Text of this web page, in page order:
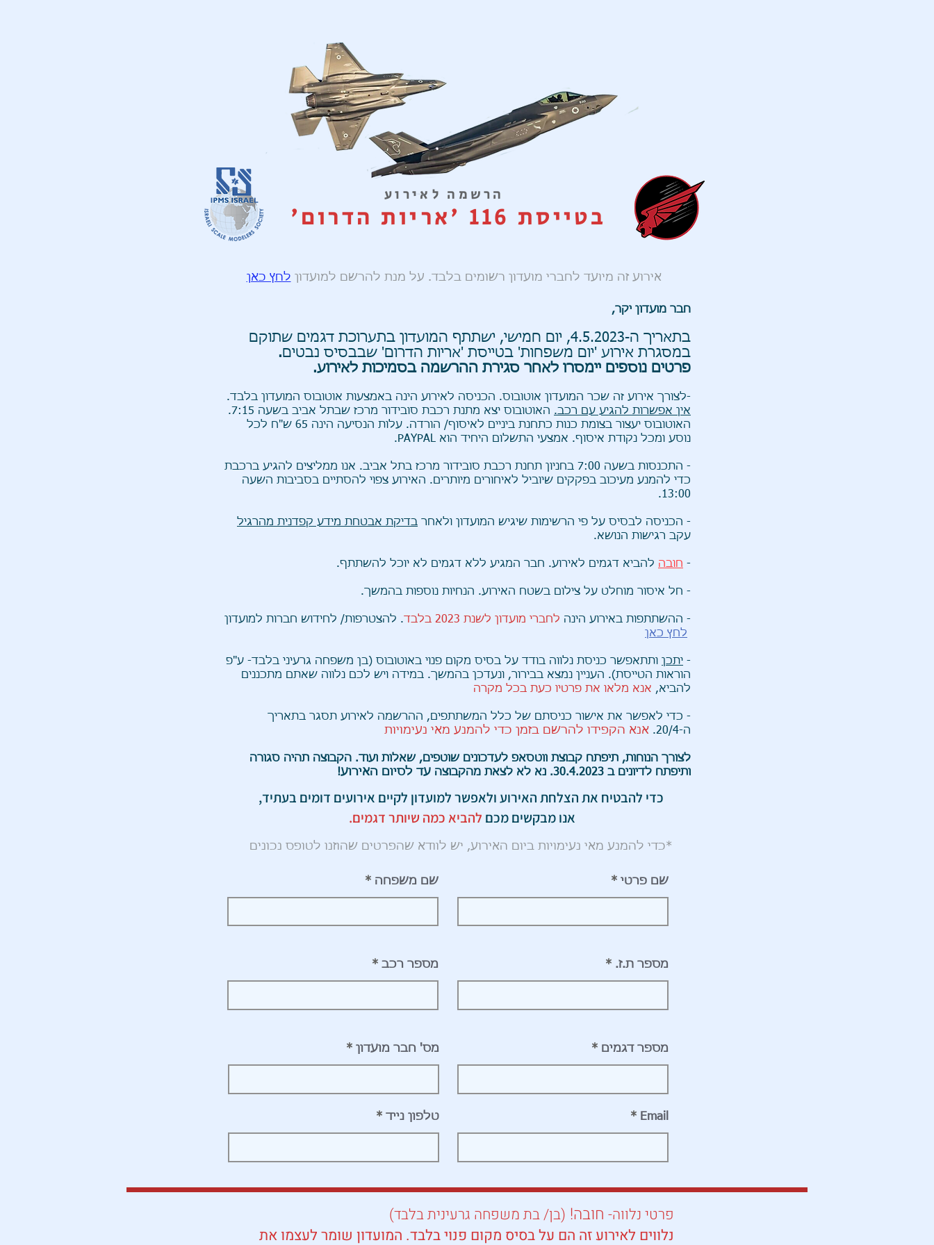
הרשמה לאירוע
בטייסת 116 'אריות הדרום '
אירוע זה מיועד לחברי מועדון רשומים בלבד. על מנת להרשם למועדון לחץ כאן
חבר מועדון יקר,
בתאריך ה- 4.5.2023
, יום חמישי, ישתתף המועדון בתערוכת דגמים שתוקם
במסגרת אירוע 'יום משפחות' בטייסת 'אריות הדרום ' שבבסיס נבטים .
פרטים נוספים יימסרו לאחר סגירת ההרשמה בסמיכות לאירוע.
-לצורך אירוע זה שכר המועדון אוטובוס. הכניסה לאירוע הינה באמצעות אוטובוס המועדון בלבד.
אין אפשרות להגיע עם רכב.
האוטובוס יצא מתנת רכבת סובידור מרכז שבתל אביב בשעה 7:15.
האוטובוס יעצור בצומת כנות כתחנת ביניים לאיסוף/ הורדה. עלות הנסיעה הינה 65 ש"ח לכל
נוסע ומכל נקודת איסוף. אמצעי התשלום היחיד הוא PAYPAL.
- התכנסות בשעה 7:00 בחניון תחנת רכבת סובידור מרכז בתל אביב. אנו ממליצים להגיע ברכבת
כדי להמנע מעיכוב בפקקים שיוביל לאיחורים מיותרים. האירוע צפוי להסתיים בסביבות השעה
13:00.
- הכניסה לבסיס על פי הרשימות שיגיש המועדון ולאחר בדיקת אבטחת מידע קפדנית מהרגיל
עקב רגישות הנושא.
- חובה להביא דגמים לאירוע. חבר המגיע ללא דגמים לא יוכל להשתתף.
- חל איסור מוחלט על צילום בשטח האירוע. הנחיות נוספות בהמשך.
- ההשתתפות באירוע הינה לחברי מועדון לשנת 2023 בלבד
. להצטרפות/ לחידוש חברות למועדון
לחץ כאן
- יתכן ותתאפשר כניסת נלווה בודד על בסיס מקום פנוי באוטובוס (בן משפחה גרעיני בלבד- ע"פ
הוראות הטייסת). העניין נמצא בבירור, ונעדכן בהמשך. במידה ויש לכם נלווה שאתם מתכננים
להביא, אנא מלאו את פרטיו כעת בכל מקרה
- כדי לאפשר את אישור כניסתם של כלל המשתתפים, ההרשמה לאירוע תסגר בתאריך
ה-20/4.
אנא הקפידו להרשם בזמן כדי להמנע מאי נעימויות
לצורך הנוחות, תיפתח קבוצת ווטסאפ לעדכונים שוטפים, שאלות ועוד. הקבוצה תהיה סגורה
ותיפתח לדיונים ב 30.4.2023. נא לא לצאת מהקבוצה
עד לסיום האירוע!
כדי להבטיח את הצלחת האירוע ולאפשר למועדון לקיים אירועים דומים בעתיד,
אנו מבקשים מכם להביא כמה שיותר דגמים.
*כדי להמנע מאי נעימויות ביום האירוע, יש לוודא שהפרטים שהוזנו לטופס נכונים
שם משפחה שם פרטי
מספר רכב מספר ת.ז.
מס' חבר מועדון מספר דגמים
טלפון נייד Email
פרטי נלווה- חובה! (בן/ בת משפחה גרעינית בלבד)
נלווים לאירוע זה הם על בסיס מקום פנוי בלבד. המועדון שומר לעצמו את